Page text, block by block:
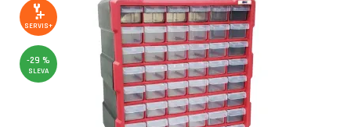
SERVIS+
-29 %
SLEVA